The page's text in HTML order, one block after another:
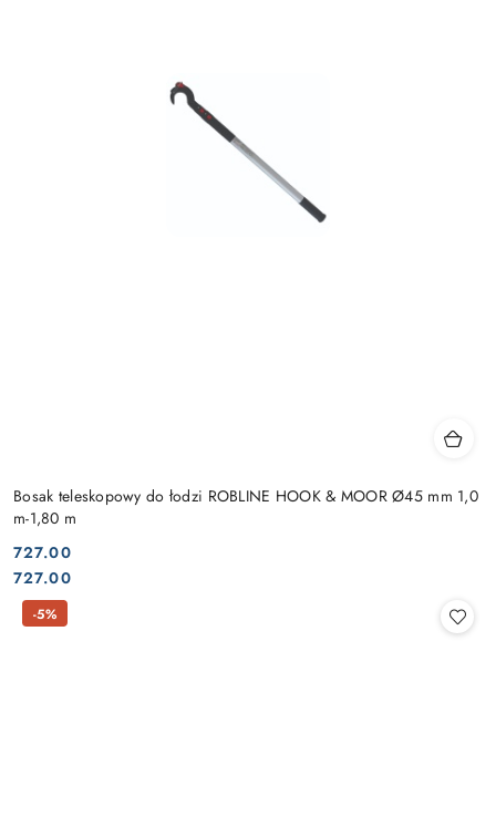
Bosak teleskopowy do łodzi ROBLINE HOOK & MOOR Ø45 mm 1,0
m-1,80 m
Cena:
727.00
Cena:
727.00
-5%